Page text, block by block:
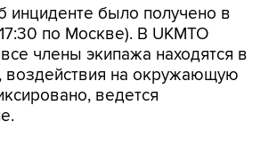
члены экипажа находятся в
воздействия на окружающую
ведется
Саудовская Аравия